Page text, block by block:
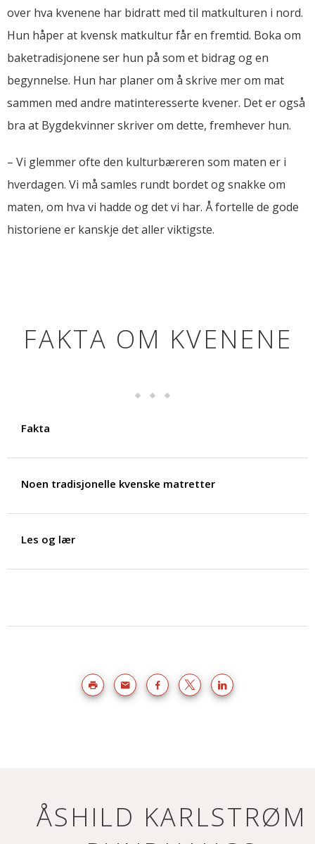
over hva kvenene har bidratt med til matkulturen i nord.
Hun håper at kvensk matkultur får en fremtid. Boka om
baketradisjonene ser hun på som et bidrag og en
begynnelse. Hun har planer om å skrive mer om mat
sammen med andre matinteresserte kvener. Det er også
bra at Bygdekvinner skriver om dette, fremhever hun.
– Vi glemmer ofte den kulturbæreren som maten er i
hverdagen. Vi må samles rundt bordet og snakke om
maten, om hva vi hadde og det vi har. Å fortelle de gode
historiene er kanskje det aller viktigste.
FAKTA OM KVENENE
Fakta
Noen tradisjonelle kvenske matretter
Les og lær
ÅSHILD KARLSTRØM